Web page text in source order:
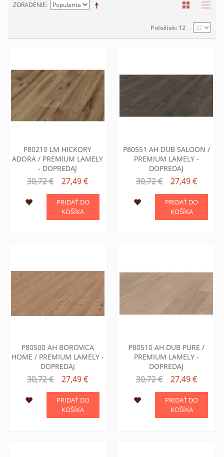
ZORADENIE
Položiek: 12
P80210 LM HICKORY
ADORA / PREMIUM LAMELY
- DOPREDAJ
30,72 € 27,49 €
PRIDAŤ DO
KOŠÍKA
P80551 AH DUB SALOON /
PREMIUM LAMELY -
DOPREDAJ
30,72 € 27,49 €
PRIDAŤ DO
KOŠÍKA
P80500 AH BOROVICA
HOME / PREMIUM LAMELY -
DOPREDAJ
30,72 € 27,49 €
PRIDAŤ DO
KOŠÍKA
P80510 AH DUB PURE /
PREMIUM LAMELY -
DOPREDAJ
30,72 € 27,49 €
PRIDAŤ DO
KOŠÍKA